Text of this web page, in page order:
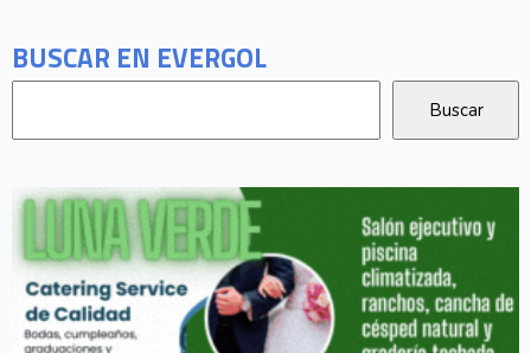
BUSCAR EN EVERGOL